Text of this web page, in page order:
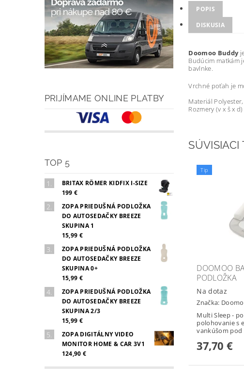
PRIJÍMAME ONLINE PLATBY
TOP 5
BRITAX RÖMER KIDFIX I-SIZE
199 €
ZOPA PRIEDUŠNÁ PODLOŽKA
DO AUTOSEDAČKY BREEZE
SKUPINA 1
15,99 €
ZOPA PRIEDUŠNÁ PODLOŽKA
DO AUTOSEDAČKY BREEZE
SKUPINA 0+
15,99 €
ZOPA PRIEDUŠNÁ PODLOŽKA
DO AUTOSEDAČKY BREEZE
SKUPINA 2/3
15,99 €
ZOPA DIGITÁLNY VIDEO
MONITOR HOME & CAR 3V1
124,90 €
POPIS
DISKUSIA
Doomoo Buddy
Budúcim matkám
bavlnke.
Vrchné poťah je
Materiál Polyester,
Rozmery (v x š x
SÚVISIACI
Tip
DOOMOO
PODLOŽKA
Na dotaz
Značka:
Multi Sleep -
polohovanie s
vankúšom pod
37,70 €